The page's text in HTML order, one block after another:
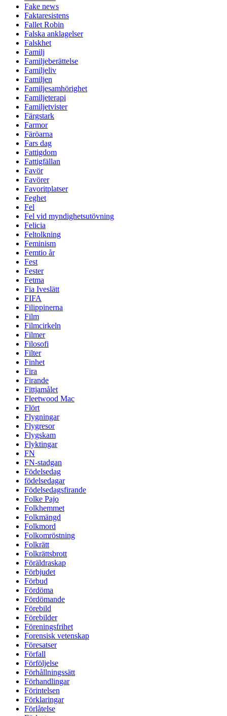
Fake news
Faktaresistens
Fallet Robin
Falska anklagelser
Falskhet
Familj
Familjeberättelse
Familjeliv
Familjen
Familjesamhörighet
Familjeterapi
Familjetvister
Färgstark
Farmor
Färöarna
Fars dag
Fattigdom
Fattigfällan
Favör
Favörer
Favoritplatser
Feghet
Fel
Fel vid myndighetsutövning
Felicia
Feltolkning
Feminism
Femtio år
Fest
Fester
Fetma
Fia Iveslätt
FIFA
Filippinerna
Film
Filmcirkeln
Filmer
Filosofi
Filter
Finhet
Fira
Firande
Fittjamålet
Fleetwood Mac
Flört
Flygningar
Flygresor
Flygskam
Flyktingar
FN
FN-stadgan
Födelsedag
födelsedagar
Födelsedagsfirande
Folke Pajo
Folkhemmet
Folkmängd
Folkmord
Folkomröstning
Folkrätt
Folkrättsbrott
Föräldraskap
Förbjudet
Förbud
Fördöma
Fördömande
Förebild
Förebilder
Föreningsfrihet
Forensisk vetenskap
Föresatser
Förfall
Förföljelse
Förhållningssätt
Förhandlingar
Förintelsen
Förklaringar
Förlåtelse